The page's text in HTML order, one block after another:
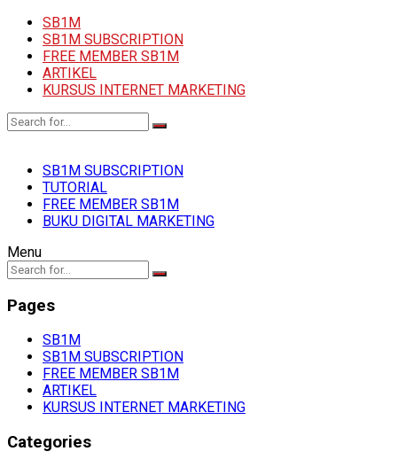
SB1M
SB1M SUBSCRIPTION
FREE MEMBER SB1M
ARTIKEL
KURSUS INTERNET MARKETING
SB1M SUBSCRIPTION
TUTORIAL
FREE MEMBER SB1M
BUKU DIGITAL MARKETING
Menu
Pages
SB1M
SB1M SUBSCRIPTION
FREE MEMBER SB1M
ARTIKEL
KURSUS INTERNET MARKETING
Categories